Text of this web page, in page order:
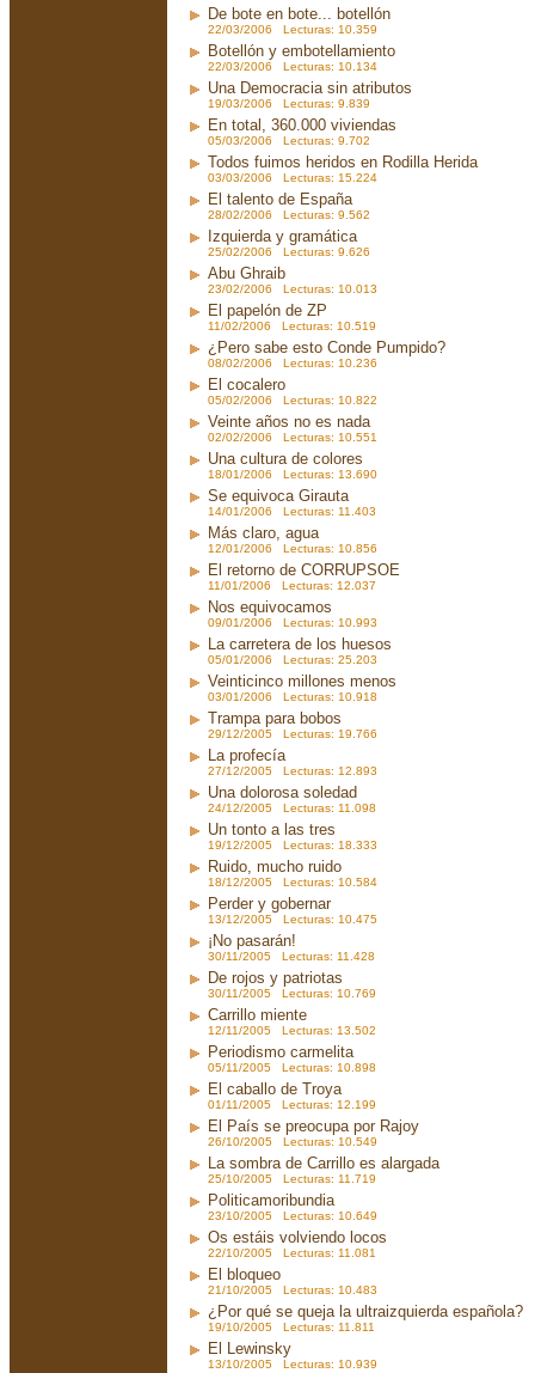
De bote en bote... botellón
22/03/2006 Lecturas: 10.359
Botellón y embotellamiento
22/03/2006 Lecturas: 10.134
Una Democracia sin atributos
19/03/2006 Lecturas: 9.839
En total, 360.000 viviendas
05/03/2006 Lecturas: 9.702
Todos fuimos heridos en Rodilla Herida
03/03/2006 Lecturas: 15.224
El talento de España
28/02/2006 Lecturas: 9.562
Izquierda y gramática
25/02/2006 Lecturas: 9.626
Abu Ghraib
23/02/2006 Lecturas: 10.013
El papelón de ZP
11/02/2006 Lecturas: 10.519
¿Pero sabe esto Conde Pumpido?
08/02/2006 Lecturas: 10.236
El cocalero
05/02/2006 Lecturas: 10.822
Veinte años no es nada
02/02/2006 Lecturas: 10.551
Una cultura de colores
18/01/2006 Lecturas: 13.690
Se equivoca Girauta
14/01/2006 Lecturas: 11.403
Más claro, agua
12/01/2006 Lecturas: 10.856
El retorno de CORRUPSOE
11/01/2006 Lecturas: 12.037
Nos equivocamos
09/01/2006 Lecturas: 10.993
La carretera de los huesos
05/01/2006 Lecturas: 25.203
Veinticinco millones menos
03/01/2006 Lecturas: 10.918
Trampa para bobos
29/12/2005 Lecturas: 19.766
La profecía
27/12/2005 Lecturas: 12.893
Una dolorosa soledad
24/12/2005 Lecturas: 11.098
Un tonto a las tres
19/12/2005 Lecturas: 18.333
Ruido, mucho ruido
18/12/2005 Lecturas: 10.584
Perder y gobernar
13/12/2005 Lecturas: 10.475
¡No pasarán!
30/11/2005 Lecturas: 11.428
De rojos y patriotas
30/11/2005 Lecturas: 10.769
Carrillo miente
12/11/2005 Lecturas: 13.502
Periodismo carmelita
05/11/2005 Lecturas: 10.898
El caballo de Troya
01/11/2005 Lecturas: 12.199
El País se preocupa por Rajoy
26/10/2005 Lecturas: 10.549
La sombra de Carrillo es alargada
25/10/2005 Lecturas: 11.719
Politicamoribundia
23/10/2005 Lecturas: 10.649
Os estáis volviendo locos
22/10/2005 Lecturas: 11.081
El bloqueo
21/10/2005 Lecturas: 10.483
¿Por qué se queja la ultraizquierda española?
19/10/2005 Lecturas: 11.811
El Lewinsky
13/10/2005 Lecturas: 10.939